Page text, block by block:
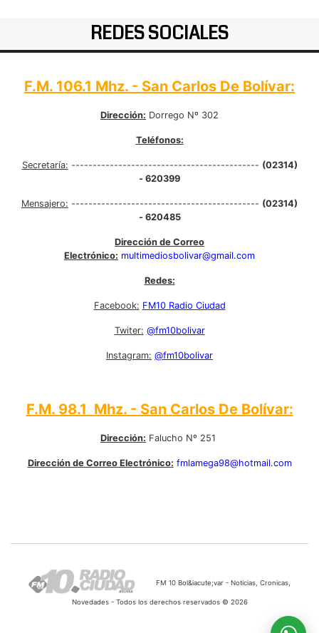
REDES SOCIALES
F.M. 106.1 Mhz. - San Carlos De Bolívar:
Dirección: Dorrego Nº 302
Teléfonos:
Secretaría: -------------------------------------------- (02314)
- 620399
Mensajero: -------------------------------------------- (02314)
- 620485
Dirección de Correo
Electrónico: multimediosbolivar@gmail.com
Redes:
Facebook: FM10 Radio Ciudad
Twiter: @fm10bolivar
Instagram: @fm10bolivar
F.M. 98.1 Mhz. - San Carlos De Bolívar:
Dirección: Falucho Nº 251
Dirección de Correo Electrónico: fmlamega98@hotmail.com
FM 10 Bol&iacute;var - Noticias, Cronicas,
Novedades - Todos los derechos reservados © 2026